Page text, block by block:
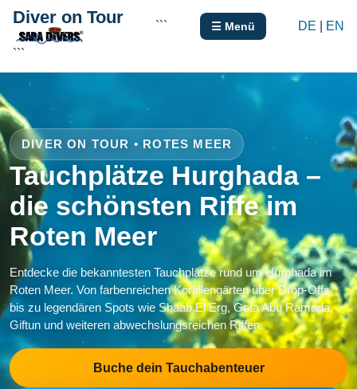
Diver on Tour ``` ☰ Menü DE EN
```
DIVER ON TOUR • ROTES MEER
Tauchplätze Hurghada –
die schönsten Riffe im
Roten Meer
Entdecke die bekanntesten Tauchplätze rund um Hurghada im
Roten Meer. Von farbenreichen Korallengärten über Drop-Offs
bis zu legendären Spots wie Shaab El Erg, Gota Abu Ramada,
Giftun und weiteren abwechslungsreichen Riffen.
Buche dein Tauchabenteuer